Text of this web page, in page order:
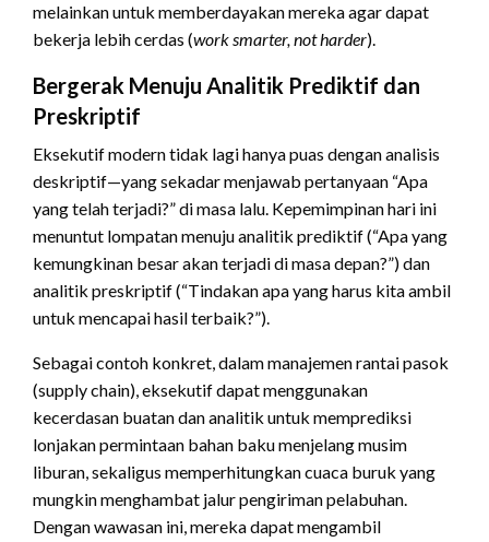
melainkan untuk memberdayakan mereka agar dapat
bekerja lebih cerdas (work smarter, not harder).
Bergerak Menuju Analitik Prediktif dan
Preskriptif
Eksekutif modern tidak lagi hanya puas dengan analisis
deskriptif—yang sekadar menjawab pertanyaan “Apa
yang telah terjadi?” di masa lalu. Kepemimpinan hari ini
menuntut lompatan menuju analitik prediktif (“Apa yang
kemungkinan besar akan terjadi di masa depan?”) dan
analitik preskriptif (“Tindakan apa yang harus kita ambil
untuk mencapai hasil terbaik?”).
Sebagai contoh konkret, dalam manajemen rantai pasok
(supply chain), eksekutif dapat menggunakan
kecerdasan buatan dan analitik untuk memprediksi
lonjakan permintaan bahan baku menjelang musim
liburan, sekaligus memperhitungkan cuaca buruk yang
mungkin menghambat jalur pengiriman pelabuhan.
Dengan wawasan ini, mereka dapat mengambil